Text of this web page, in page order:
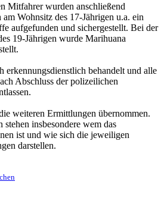
Mitfahrer wurden anschließend
Wohnsitz des 17-Jährigen u.a. ein
aufgefunden und sichergestellt. Bei der
19-Jährigen wurde Marihuana
erkennungsdienstlich behandelt und alle
Abschluss der polizeilichen
weiteren Ermittlungen übernommen.
insbesondere wem das
ist und wie sich die jeweiligen
darstellen.